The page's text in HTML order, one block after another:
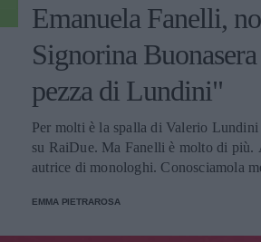
Emanuela Fanelli,
Signorina
pezza di Lundini"
Per molti è la spalla di Valerio Lundini
su RaiDue. Ma Fanelli è molto di più.
autrice di monologhi. Conosciamola
EMMA PIETRAROSA